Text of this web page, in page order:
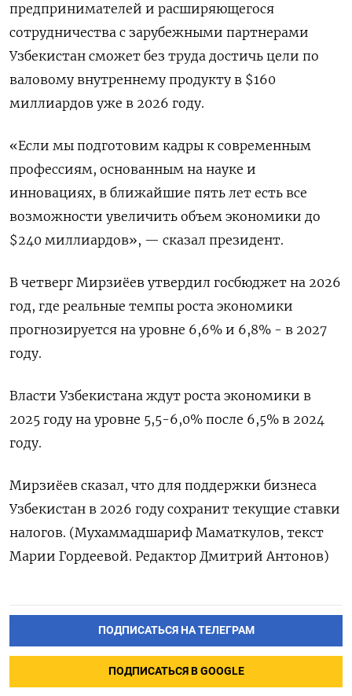
предпринимателей и расширяющегося
‌сотрудничества с зарубежными партнерами
Узбекистан сможет ‍без труда достичь цели по
валовому внутреннему ‌продукту в $160
миллиардов уже в 2026 году.
«​Если мы подготовим кадры к современным
профессиям, основанным на науке и
инновациях, в ⁠ближайшие пять лет есть ‍все
возможности увеличить объем экономики до
$240 миллиардов», — сказал ‌президент.
В четверг Мирзиёев утвердил госбюджет на 2026
год, где реальные темпы роста экономики
прогнозируется на уровне 6,6% и 6,8% - в 2027
году.
Власти Узбекистана ждут роста экономики в
‍2025 году ‍на уровне 5,5-6,0% после 6,5% в ‍2024
году.
Мирзиёев сказал, что для поддержки бизнеса
Узбекистан в 2026 году сохранит текущие ⁠ставки
налогов. (Мухаммадшариф Маматкулов, текст
Марии Гордеевой. Редактор Дмитрий Антонов)
ПОДПИСАТЬСЯ НА ТЕЛЕГРАМ
ПОДПИСАТЬСЯ В GOOGLE